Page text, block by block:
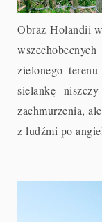
Obraz Holandii
zielonego
sielankę
zachmurzenia,
z ludźmi po